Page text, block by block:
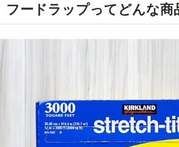
フードラップってどんな商